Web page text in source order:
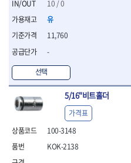
- 너트드라이버
- 자화기
- 레이저팁 드라이버
- 임팩엑스트라롱소켓
- 파워렌치
- 드릴척아답타
- 조인트플러그소켓
- 옵셋렌치
- 파워렌치
- 소켓홀더
10 / 0
유
11,760
-
선택
5/16"비트홀더
100-3148
KOK-2138
가격표